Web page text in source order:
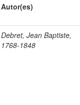
Autor(es)
Debret, Jean Baptiste,
1768-1848